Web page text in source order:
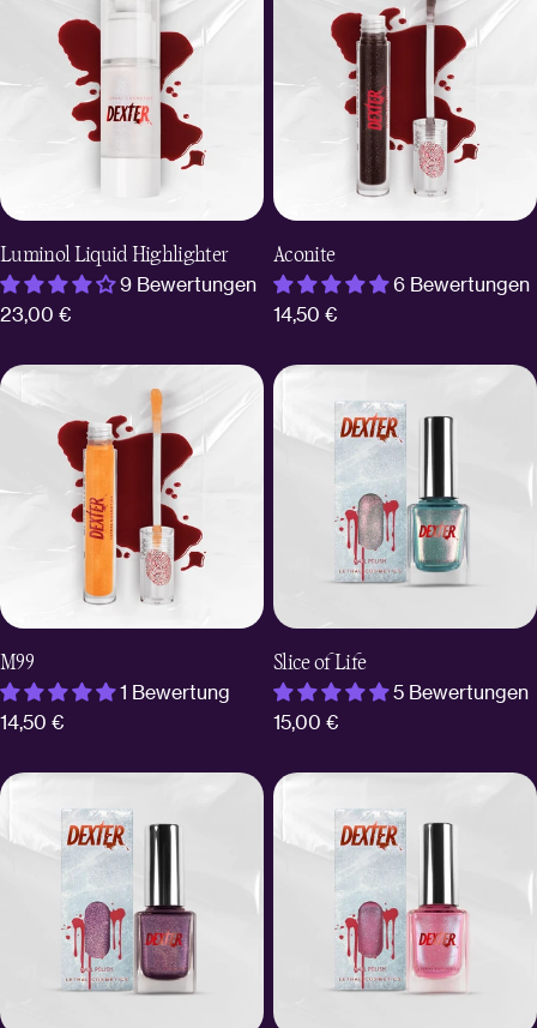
Luminol Liquid Highlighter
9 Bewertungen
Regulärer
23,00 €
Aconite
6 Bewertungen
Regulärer
14,50 €
M99
1 Bewertung
Regulärer
14,50 €
Slice of Life
5 Bewertungen
Regulärer
15,00 €